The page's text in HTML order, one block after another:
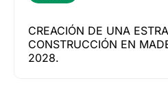
CREACIÓN DE UNA
CONSTRUCCIÓN EN
2028.